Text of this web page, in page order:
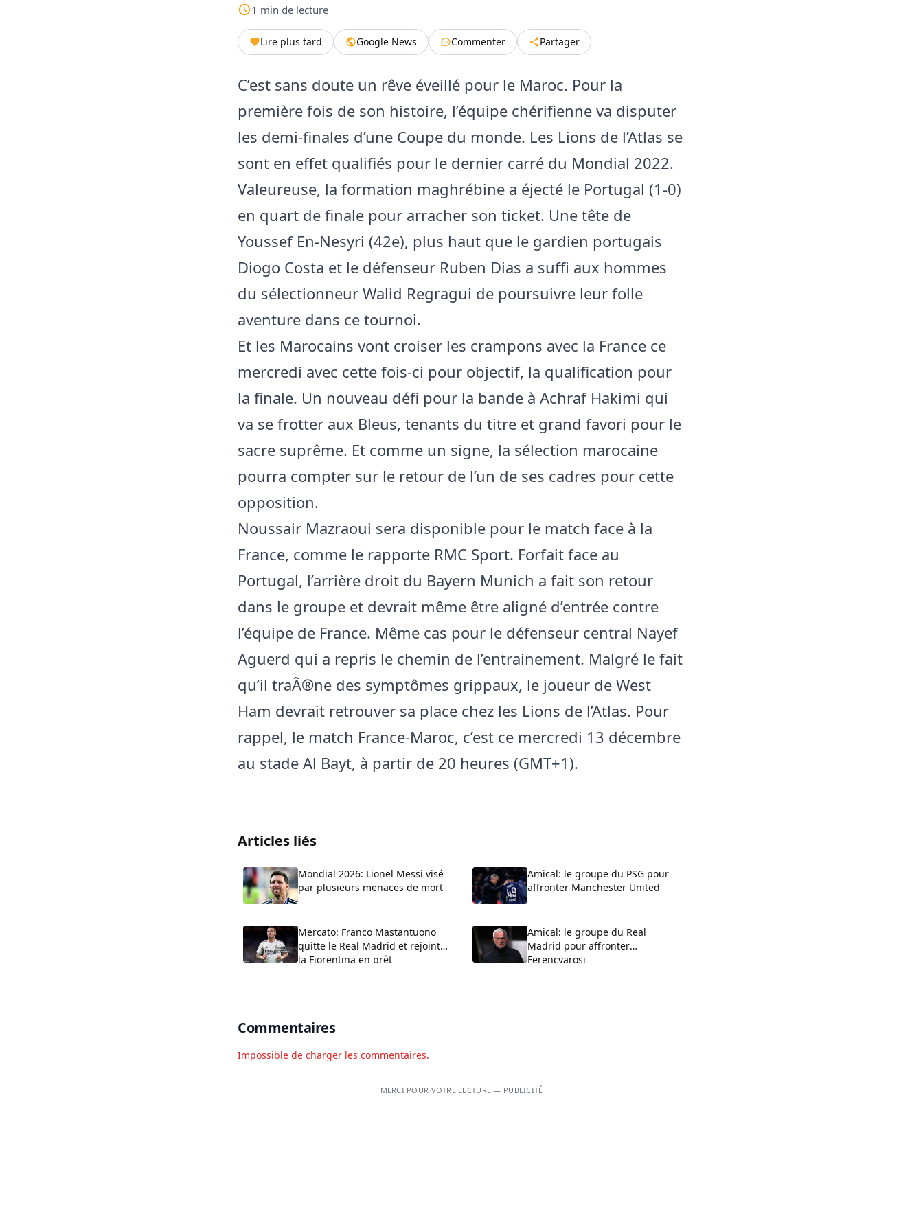
1 min de lecture
Lire plus tard Google News Commenter Partager
C’est sans doute un rêve éveillé pour le Maroc. Pour la
première fois de son histoire, l’équipe chérifienne va disputer
les demi-finales d’une Coupe du monde. Les Lions de l’Atlas se
sont en effet qualifiés pour le dernier carré du Mondial 2022.
Valeureuse, la formation maghrébine a éjecté le Portugal (1-0)
en quart de finale pour arracher son ticket. Une tête de
Youssef En-Nesyri (42e), plus haut que le gardien portugais
Diogo Costa et le défenseur Ruben Dias a suffi aux hommes
du sélectionneur Walid Regragui de poursuivre leur folle
aventure dans ce tournoi.
Et les Marocains vont croiser les crampons avec la France ce
mercredi avec cette fois-ci pour objectif, la qualification pour
la finale. Un nouveau défi pour la bande à Achraf Hakimi qui
va se frotter aux Bleus, tenants du titre et grand favori pour le
sacre suprême. Et comme un signe, la sélection marocaine
pourra compter sur le retour de l’un de ses cadres pour cette
opposition.
Noussair Mazraoui sera disponible pour le match face à la
France, comme le rapporte RMC Sport. Forfait face au
Portugal, l’arrière droit du Bayern Munich a fait son retour
dans le groupe et devrait même être aligné d’entrée contre
l’équipe de France. Même cas pour le défenseur central Nayef
Aguerd qui a repris le chemin de l’entrainement. Malgré le fait
qu’il traÃ®ne des symptômes grippaux, le joueur de West
Ham devrait retrouver sa place chez les Lions de l’Atlas. Pour
rappel, le match France-Maroc, c’est ce mercredi 13 décembre
au stade Al Bayt, à partir de 20 heures (GMT+1).
Articles liés
Mondial 2026: Lionel Messi visé
par plusieurs menaces de mort
Amical: le groupe du PSG pour
affronter Manchester United
Mercato: Franco Mastantuono
quitte le Real Madrid et rejoint
la Fiorentina en prêt
Amical: le groupe du Real
Madrid pour affronter
Ferencvarosi
Commentaires
Impossible de charger les commentaires.
MERCI POUR VOTRE LECTURE — PUBLICITÉ